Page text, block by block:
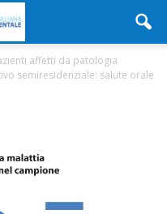
affetti da patologia
semiresidenziale: salute orale